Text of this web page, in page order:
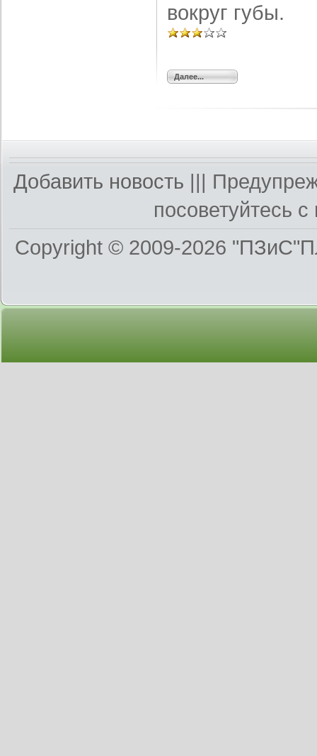
вокруг губы.
Далее...
Добавить новость |||
посоветуйтесь
Copyright © 2009-2026